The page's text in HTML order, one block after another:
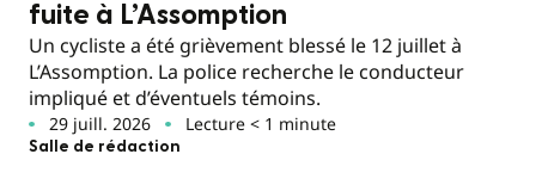
fuite à L’Assomption
Un cycliste a été grièvement blessé le 12 juillet à
L’Assomption. La police recherche le conducteur
impliqué et d’éventuels témoins.
29 juill. 2026 Lecture < 1 minute
Salle de rédaction